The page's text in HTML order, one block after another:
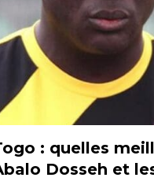
: quelles
Dosseh et